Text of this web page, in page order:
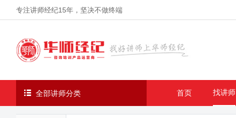
专注讲师经纪15年 ，坚决不做终端
全部讲师分类 首页 找讲师